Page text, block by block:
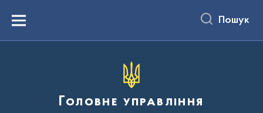
вмістуMenu Пошук
Головне управління